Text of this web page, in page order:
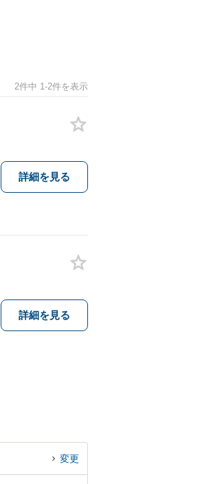
2件中 1-2件を表示
詳細を見る
詳細を見る
変更